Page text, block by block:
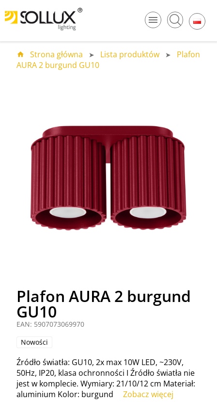
Strona główna Lista produktów
Plafon
AURA 2 burgund GU10
Plafon AURA 2 burgund
GU10
EAN: 5907073069970
Nowości
Źródło światła: GU10, 2x max 10W LED, ~230V,
50Hz, IP20, klasa ochronności I Źródło światła nie
jest w komplecie. Wymiary: 21/10/12 cm Materiał:
aluminium Kolor: burgund
Zobacz więcej